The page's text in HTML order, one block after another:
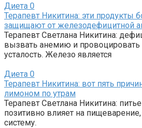
Диета 0
Терапевт Никитина: эти продукты
защищают от железодефицитной
Терапевт Светлана Никитина:
вызвать анемию и
усталость. Железо является
Диета 0
Терапевт Никитина: вот пять
лимоном по утрам
Терапевт Светлана Никитина:
позитивно влияет на
систему.